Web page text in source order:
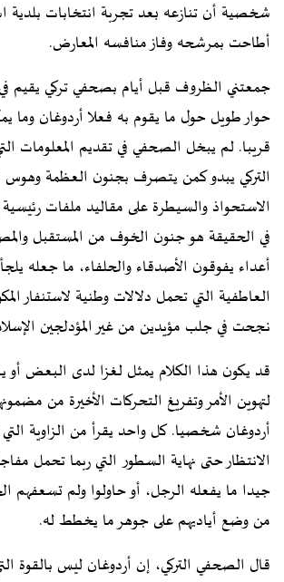
شخصية أن تنازعه بعد تجربة انتخابات بلدية
أطاحت بمرشحه وفاز منافسه المعارض.
جمعتني الظروف قبل أيام بصحفي تركي يقيم
حوار طويل حول ما يقوم به فعلا أردوغان وما
قريبا. لم يبخل الصحفي في تقديم المعلومات
التركي يبدو كمن يتصرف بجنون العظمة وهوس
الاستحواذ والسيطرة على مقاليد ملفات رئيسية
في الحقيقة هو جنون الخوف من المستقبل
أعداء يفوقون الأصدقاء والحلفاء، ما جعله يلجأ
العاطفية التي تحمل دلالات وطنية لاستنفار
نجحت في جلب مؤيدين من غير المؤدلجين
قد يكون هذا الكلام يمثل لغزا لدى البعض أو
لتهوين الأمر وتفريغ التحركات الأخيرة من
أردوغان شخصيا. كل واحد يقرأ من الزاوية
الانتظار حتى نهاية السطور التي ربما تحمل
جيدا ما يفعله الرجل، أو حاولوا ولم تسعفهم
من وضع أياديهم على جوهر ما يخطط له.
قال الصحفي التركي، إن أردوغان ليس بالقوة